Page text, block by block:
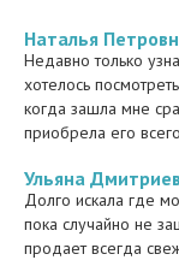
стиль.
В столице
на сегодняшний
три
Эго, где истинные
поклонники
стильной
обновить свой
Причем
Наталья
Недавно только
хотелось
когда зашла мне
приобрела его
Ульяна
Долго искала где
пока случайно не
продает всегда